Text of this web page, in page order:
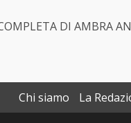
DI AMBRA
Chi siamo La